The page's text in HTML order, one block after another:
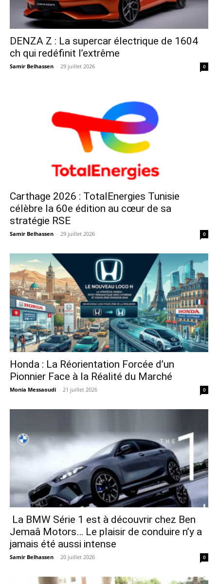
DENZA Z : La supercar électrique de 1604
ch qui redéfinit l’extrême
Samir Belhassen - 29 juillet 2026 0
Carthage 2026 : TotalEnergies Tunisie
célèbre la 60e édition au cœur de sa
stratégie RSE
Samir Belhassen - 29 juillet 2026 0
Honda : La Réorientation Forcée d’un
Pionnier Face à la Réalité du Marché
Monia Messaoudi - 21 juillet 2026 0
La BMW Série 1 est à découvrir chez Ben
Jemaâ Motors… Le plaisir de conduire n’y a
jamais été aussi intense
Samir Belhassen - 20 juillet 2026 0